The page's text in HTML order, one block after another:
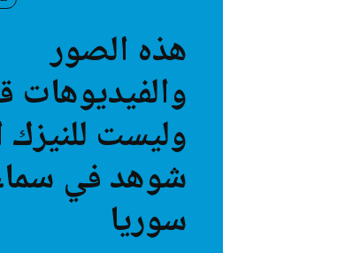
هذه الصور
والفيديوهات
وليست للنيزك
شوهد في
سوريا